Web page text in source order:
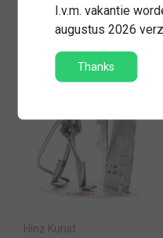
Hinz Kunst
I.v.m. vakantie
augustus 2026
Thanks